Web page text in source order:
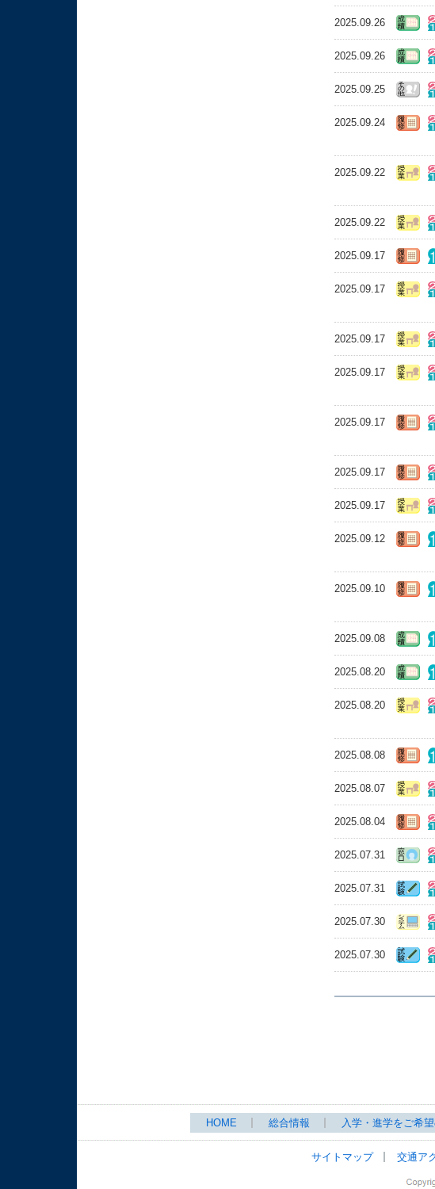
2025.09.26
2025.09.26
2025.09.25
2025.09.24
2025.09.22
2025.09.22
2025.09.17
2025.09.17
2025.09.17
2025.09.17
2025.09.17
2025.09.17
2025.09.17
2025.09.12
2025.09.10
2025.09.08
2025.08.20
2025.08.20
2025.08.08
2025.08.07
2025.08.04
2025.07.31
2025.07.31
2025.07.30
2025.07.30
HOME 総合情報 入学・進学をご希
サイトマップ 交通ア